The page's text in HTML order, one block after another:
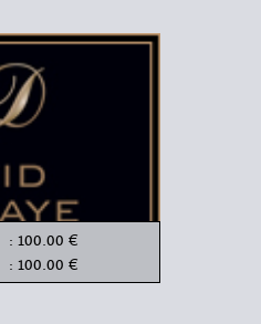
: 100.00 €
: 100.00 €